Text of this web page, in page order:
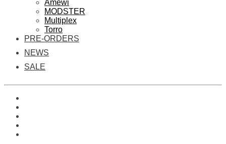
Amewi
MODSTER
Multiplex
Torro
PRE-ORDERS
NEWS
SALE